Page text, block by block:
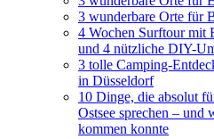
3 wunderbare Orte für
4 Wochen Surftour mit
und 4 nützliche DIY-
3 tolle Camping-
in Düsseldorf
10 Dinge, die absolut
Ostsee sprechen – und
kommen konnte